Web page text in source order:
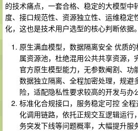
的技术痛点，一套合格、稳定的大模型中
度、接口规范性、资源独立性、运维稳定
化，这也是技术用户选型的核心判断依据。
原生满血模型，数据隔离安全 优质
属资源池，杜绝混用公共共享资源
官方原生模型能力，无参数阉割、功
数据独立隔离、全程加密处理，规避
险，适配隐私性要求较高的开发与办
标准化合规接口，服务稳定可控 全
化调用链路，依托正规交互逻辑运行
务突发下线等问题概率，大幅提升服